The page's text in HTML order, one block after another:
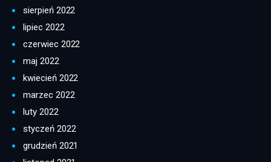
sierpień 2022
lipiec 2022
czerwiec 2022
maj 2022
kwiecień 2022
marzec 2022
luty 2022
styczeń 2022
grudzień 2021